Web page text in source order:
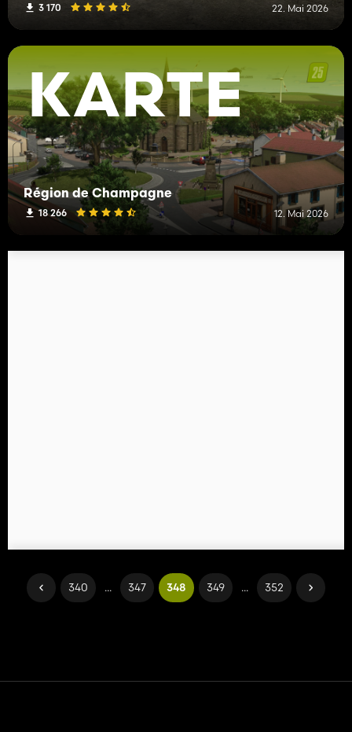
3 170 22. Mai 2026
KARTE
Région de Champagne
18 266 12. Mai 2026
340 ... 347 348 349 ... 352